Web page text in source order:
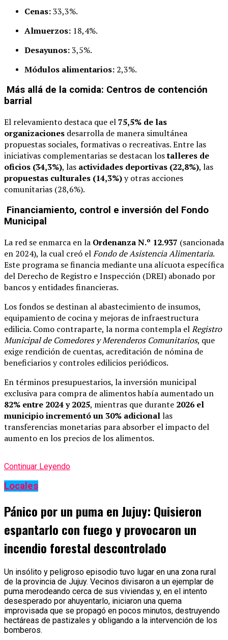
Cenas:33,3%.
Almuerzos: 18,4%.
Desayunos:3,5%.
Módulos alimentarios: 2,3%.
Más allá de la comida: Centros de contención
barrial
El relevamiento destaca que el75,5% de las
organizaciones desarrolla de manera simultánea
propuestas sociales, formativas o recreativas. Entre las
iniciativas complementarias se destacan lostalleres de
oficios (34,3%), las actividades deportivas (22,8%), las
propuestas culturales (14,3%)y otras acciones
comunitarias (28,6%).
Financiamiento, control e inversión del Fondo
Municipal
La red se enmarca en la Ordenanza N.º 12.937 (sancionada
en 2024), la cual creó elFondo de Asistencia Alimentaria.
Este programa se financia mediante una alícuota específica
del Derecho de Registro e Inspección (DREI) abonado por
bancos y entidades financieras.
Los fondos se destinan al abastecimiento de insumos,
equipamiento de cocina y mejoras de infraestructura
edilicia. Como contraparte, la norma contempla elRegistro
Municipal de Comedores y Merenderos Comunitarios, que
exige rendición de cuentas, acreditación de nómina de
beneficiarios y controles edilicios periódicos.
En términos presupuestarios, la inversión municipal
exclusiva para compra de alimentos había aumentado un
82% entre 2024 y 2025, mientras que durante 2026 el
municipio incrementó un 30% adicionallas
transferencias monetarias para absorber el impacto del
aumento en los precios de los alimentos.
Continuar Leyendo
Locales
Pánico por un puma en Jujuy: Quisieron
espantarlo con fuego y provocaron un
incendio forestal descontrolado
Un insólito y peligroso episodio tuvo lugar en una zona rural
de la provincia de Jujuy. Vecinos divisaron a un ejemplar de
puma merodeando cerca de sus viviendas y, en el intento
desesperado por ahuyentarlo, iniciaron una quema
improvisada que se propagó en pocos minutos, destruyendo
hectáreas de pastizales y obligando a la intervención de los
bomberos.